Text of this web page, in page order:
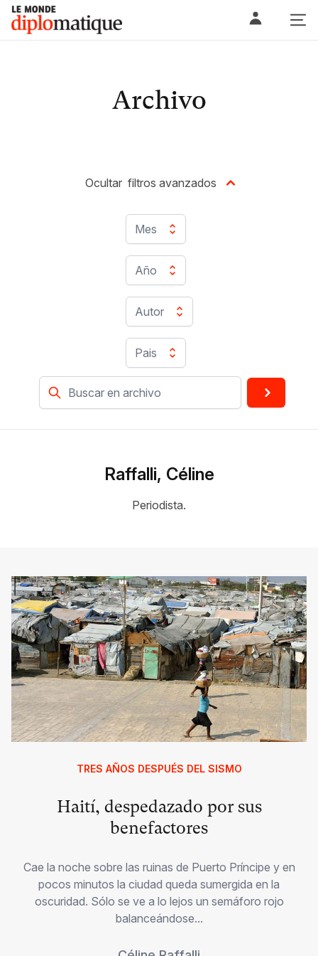
Skip
content
Le monde diplomatique
Archivo
Mes
Año
Autor
Pais
Ocultar filtros avanzados
Raffalli, Céline
Periodista.
TRES AÑOS DESPUÉS DEL SISMO
Haití, despedazado por sus
benefactores
Cae la noche sobre las ruinas de Puerto Príncipe y en
pocos minutos la ciudad queda sumergida en la
oscuridad. Sólo se ve a lo lejos un semáforo rojo
balanceándose...